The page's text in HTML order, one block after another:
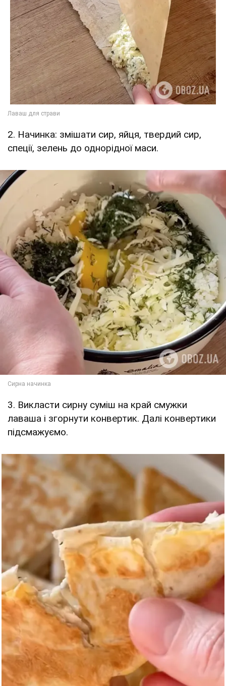
2. Начинка: змішати сир, яйця, твердий сир,
спеції, зелень до однорідної маси.
3. Викласти сирну суміш на край смужки
лаваша і згорнути конвертик. Далі конвертики
підсмажуємо.